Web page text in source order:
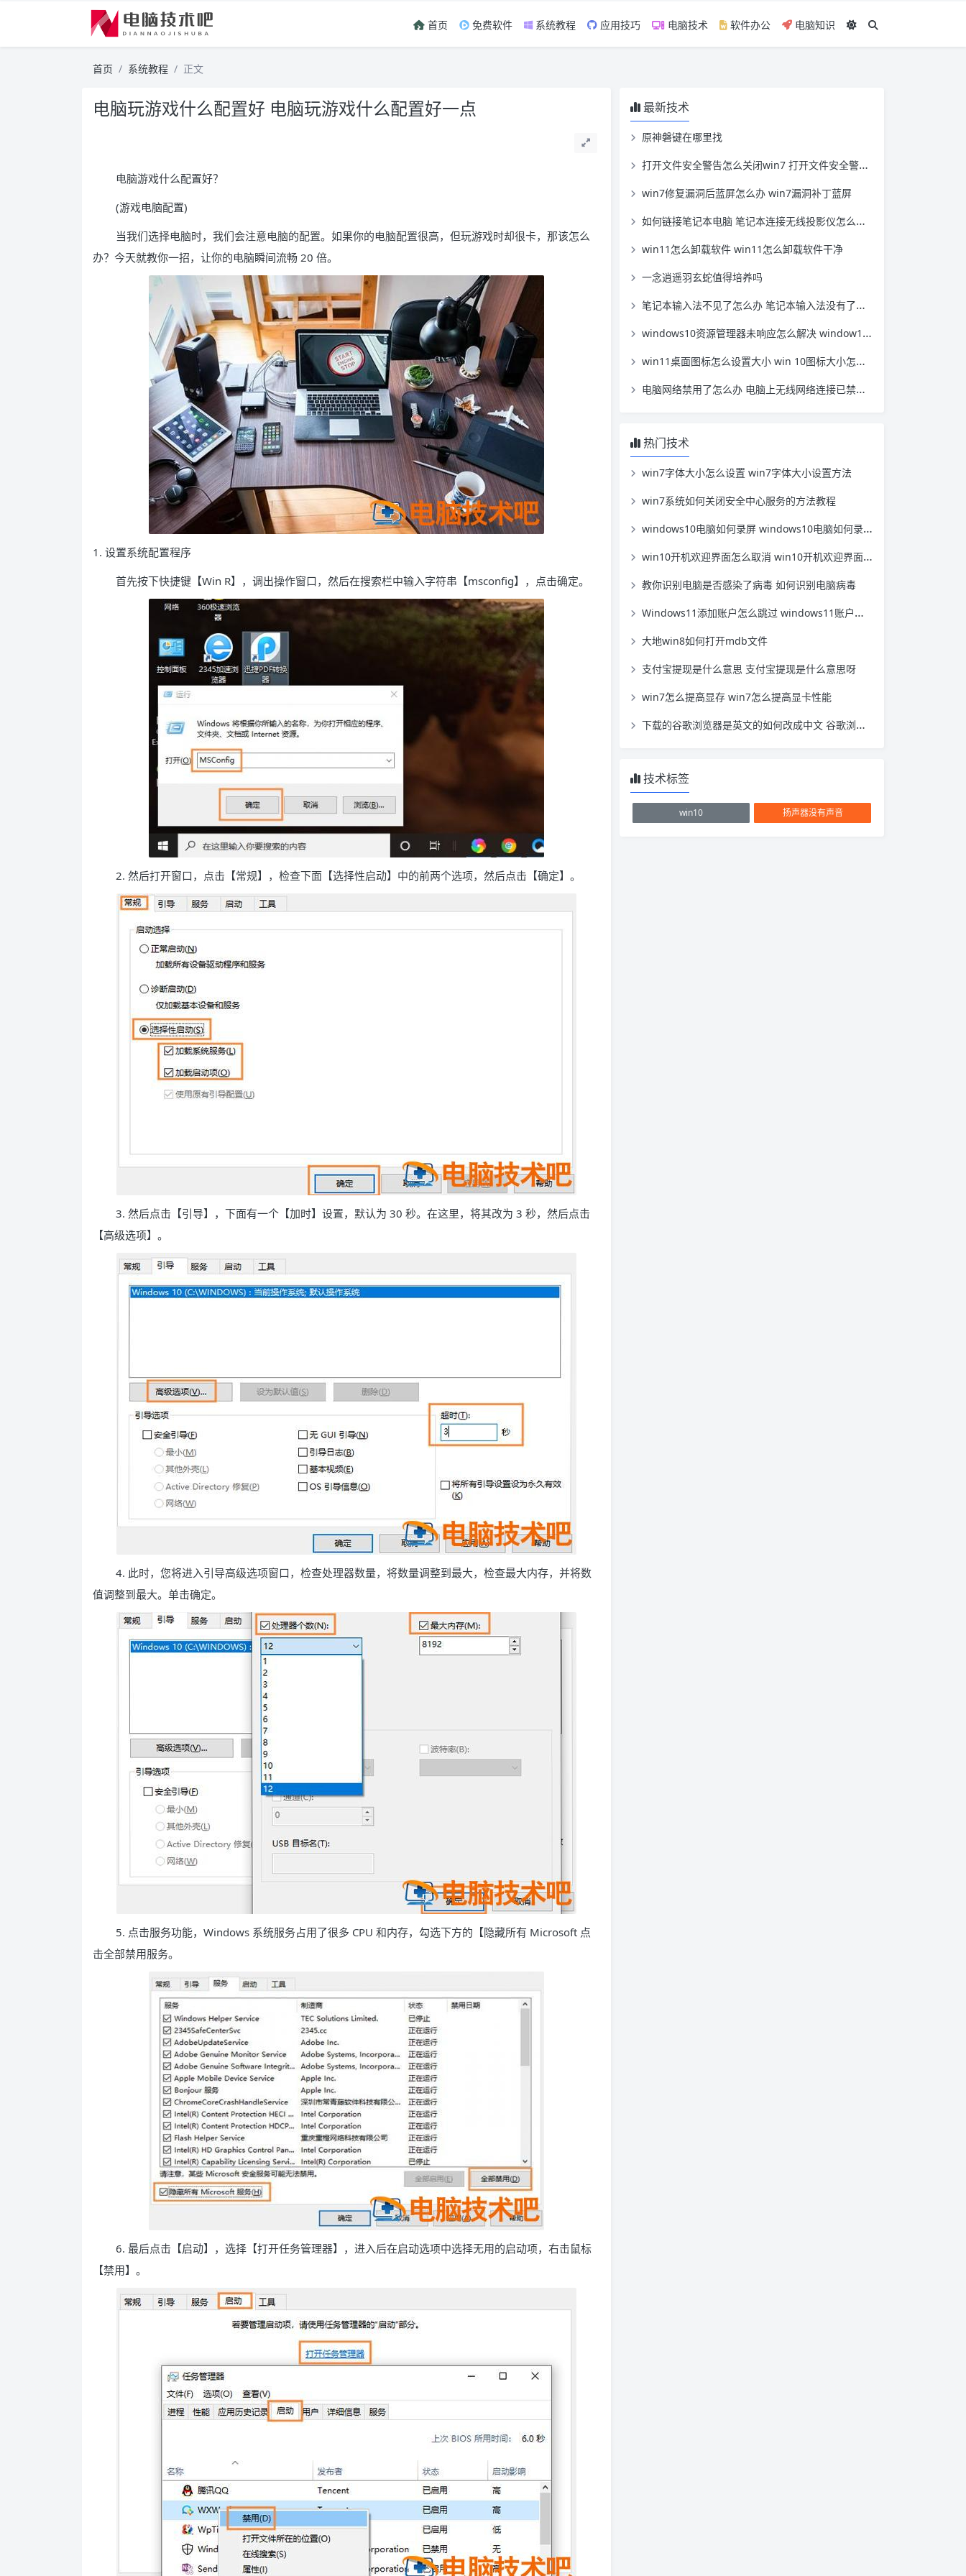
首页 免费软件 系统教程 应用技巧 电脑技术 软件办公 电脑知识
首页 系统教程 正文
电脑玩游戏什么配置好 电脑玩游戏什么配置好一点
电脑游戏什么配置好？
(游戏电脑配置)
当我们选择电脑时，我们会注意电脑的配置。如果你的电脑配置很高，但玩游戏时却很卡，那该怎么
办？今天就教你一招，让你的电脑瞬间流畅 20 倍。
1. 设置系统配置程序
首先按下快捷键【Win R】，调出操作窗口，然后在搜索栏中输入字符串【msconfig】，点击确定。
2. 然后打开窗口，点击【常规】，检查下面【选择性启动】中的前两个选项，然后点击【确定】。
3. 然后点击【引导】，下面有一个【加时】设置，默认为 30 秒。在这里，将其改为 3 秒，然后点击
【高级选项】。
4. 此时，您将进入引导高级选项窗口，检查处理器数量，将数量调整到最大，检查最大内存，并将数
值调整到最大。单击确定。
5. 点击服务功能，Windows 系统服务占用了很多 CPU 和内存，勾选下方的【隐藏所有 Microsoft 点
击全部禁用服务。
6. 最后点击【启动】，选择【打开任务管理器】，进入后在启动选项中选择无用的启动项，右击鼠标
【禁用】。
最新技术
原神磐键在哪里找
打开文件安全警告怎么关闭win7 打开文件安全警告怎么关闭win11
win7修复漏洞后蓝屏怎么办 win7漏洞补丁蓝屏
如何链接笔记本电脑 笔记本连接无线投影仪怎么连接
win11怎么卸载软件 win11怎么卸载软件干净
一念逍遥羽玄蛇值得培养吗
笔记本输入法不见了怎么办 笔记本输入法没有了怎么办
windows10资源管理器未响应怎么解决 window10资源管理器无响应
win11桌面图标怎么设置大小 win 10图标大小怎么设置
电脑网络禁用了怎么办 电脑上无线网络连接已禁用怎么办
热门技术
win7字体大小怎么设置 win7字体大小设置方法
win7系统如何关闭安全中心服务的方法教程
windows10电脑如何录屏 windows10电脑如何录屏保存
win10开机欢迎界面怎么取消 win10开机欢迎界面取消了还有
教你识别电脑是否感染了病毒 如何识别电脑病毒
Windows11添加账户怎么跳过 windows11账户怎么退出
大地win8如何打开mdb文件
支付宝提现是什么意思 支付宝提现是什么意思呀
win7怎么提高显存 win7怎么提高显卡性能
下载的谷歌浏览器是英文的如何改成中文 谷歌浏览器英语怎么改成中文
技术标签
win10 扬声器没有声音